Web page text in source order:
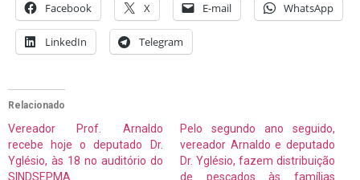
Facebook X E-mail WhatsApp
LinkedIn Telegram
Relacionado
Vereador Prof. Arnaldo
recebe hoje o deputado Dr.
Yglésio, às 18 no auditório do
SINDSEPMA
Pelo segundo ano seguido,
vereador Arnaldo e deputado
Dr. Yglésio, fazem distribuição
de pescados às famílias